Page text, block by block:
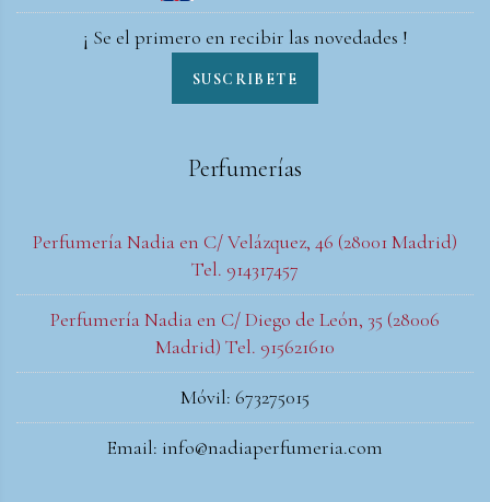
¡ Se el primero en recibir las novedades !
SUSCRIBETE
Perfumerías
Perfumería Nadia en C/ Velázquez, 46 (28001 Madrid)
Tel. 914317457
Perfumería Nadia en C/ Diego de León, 35 (28006
Madrid) Tel. 915621610
Móvil: 673275015
Email: info@nadiaperfumeria.com